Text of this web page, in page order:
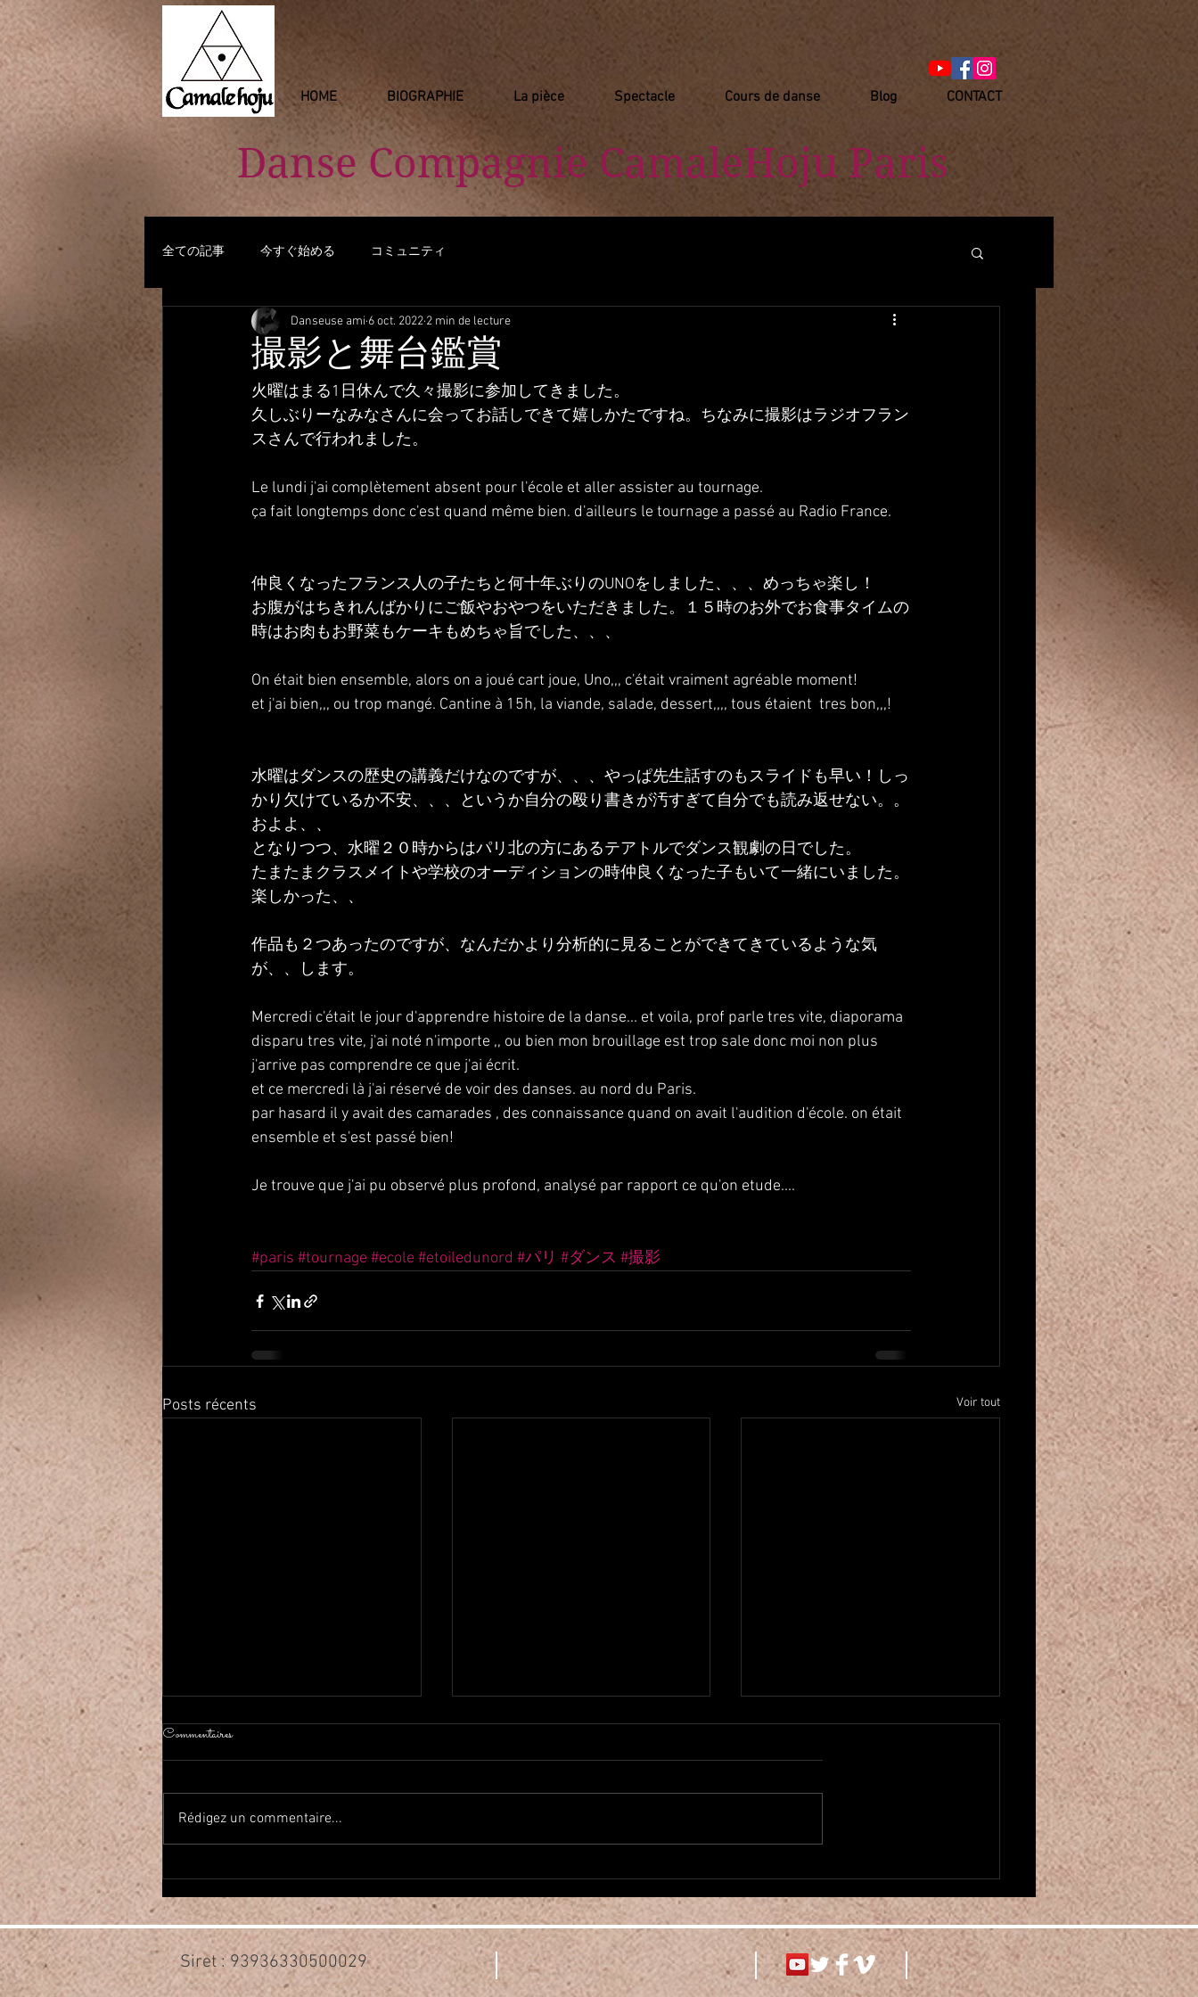
HOME BIOGRAPHIE La pièce Spectacle Cours de danse Blog CONTACT
Danse Compagnie ​ CamaleHoju Paris
全ての記事 今すぐ始める コミュニティ
撮影と舞台鑑賞
Danseuse ami 6 oct. 2022 2 min de lecture
火曜はまる1日休んで久々撮影に参加してきました。
久しぶりーなみなさんに会ってお話しできて嬉しかたですね。ちなみに撮影はラジオフラン
スさんで行われました。
Le lundi j'ai complètement absent pour l'école et aller assister au tournage.
ça fait longtemps donc c'est quand même bien. d'ailleurs le tournage a passé au Radio France.
仲良くなったフランス人の子たちと何十年ぶりのUNOをしました、、、めっちゃ楽し！
お腹がはちきれんばかりにご飯やおやつをいただきました。１５時のお外でお食事タイムの
時はお肉もお野菜もケーキもめちゃ旨でした、、、
On était bien ensemble, alors on a joué cart joue, Uno,,, c'était vraiment agréable moment!
et j'ai bien,,, ou trop mangé. Cantine à 15h, la viande, salade, dessert,,,, tous étaient  tres bon,,,!
水曜はダンスの歴史の講義だけなのですが、、、やっぱ先生話すのもスライドも早い！しっ
かり欠けているか不安、、、というか自分の殴り書きが汚すぎて自分でも読み返せない。。
およよ、、
となりつつ、水曜２０時からはパリ北の方にあるテアトルでダンス観劇の日でした。
たまたまクラスメイトや学校のオーディションの時仲良くなった子もいて一緒にいました。
楽しかった、、
作品も２つあったのですが、なんだかより分析的に見ることができてきているような気
が、、します。
Mercredi c'était le jour d'apprendre histoire de la danse... et voila, prof parle tres vite, diaporama
disparu tres vite, j'ai noté n'importe ,, ou bien mon brouillage est trop sale donc moi non plus
j'arrive pas comprendre ce que j'ai écrit.
et ce mercredi là j'ai réservé de voir des danses. au nord du Paris.
par hasard il y avait des camarades , des connaissance quand on avait l'audition d'école. on était
ensemble et s'est passé bien!
Je trouve que j'ai pu observé plus profond, analysé par rapport ce qu'on etude....
#paris #tournage #ecole #etoiledunord #パリ #ダンス #撮影
Posts récents Voir tout
2026年春Haflaしました On a
fait la fête de la danse orientale!
新作1984がローンチ Nouvelle
Pièce 1984 a été démarré
2026年、明けましておめでとう
ますので今後ともどうぞよろしく
お願いいたします。 さて、ジョ
ージ・オーウェル著1984を題材
にしたダンステアトル作品のリハ
ーサルがスタートしました！3ヶ
月しかない、というか計12回し
Nouveau créneau pour cours de danse
orientale! ベリーダンスクラスが
こんにちは！もう2025年も残り
た！ 月曜の20時からと土曜の16
時半からです。 もしお時間があ
ればお越しください♪ 現在6月の
fin saisonに向けてたくさん振り
付け曲をやっている最中です！
Salut! il reste peu de temps pour
Commentaires
Rédigez un commentaire...
Siret : 93936330500029